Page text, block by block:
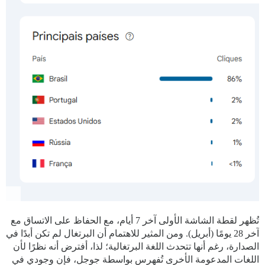
تُظهر لقطة الشاشة الأولى آخر 7 أيام، مع الحفاظ على الاتساق مع
آخر 28 يومًا (أبريل). ومن المثير للاهتمام أن البرتغال لم تكن أبدًا في
الصدارة، رغم أنها تتحدث اللغة البرتغالية؛ لذا، أفترض أنه نظرًا لأن
اللغات المدعومة الأخرى تُفهرس بواسطة جوجل، فإن وجودي في